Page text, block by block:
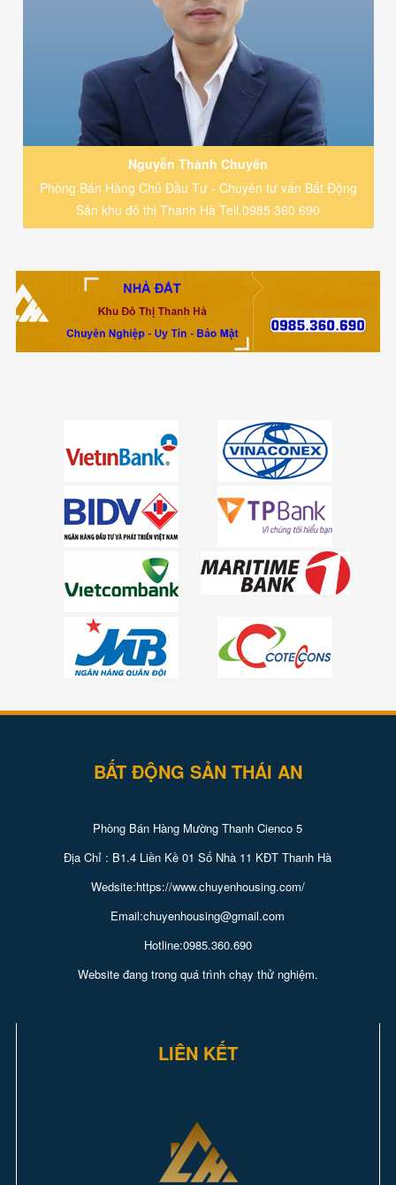
Nguyễn Thành Chuyên
Phòng Bán Hàng Chủ Đầu Tư - Chuyên tư vấn Bất Động
Sản khu đô thị Thanh Hà Tell.0985 360 690
BẤT ĐỘNG SẢN THÁI AN
Phòng Bán Hàng Mường Thanh Cienco 5
Địa Chỉ : B1.4 Liền Kề 01 Số Nhà 11 KĐT Thanh Hà
Wedsite:https://www.chuyenhousing.com/
Email:chuyenhousing@gmail.com
Hotline:0985.360.690
Website đang trong quá trình chạy thử nghiệm.
LIÊN KẾT